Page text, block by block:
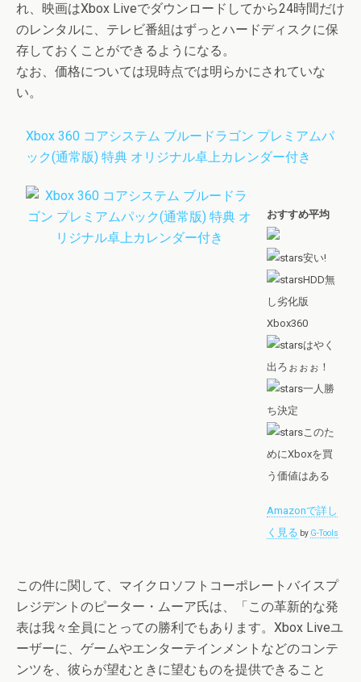
れ、映画はXbox Liveでダウンロードしてから24時間だけ
のレンタルに、テレビ番組はずっとハードディスクに保
存しておくことができるようになる。
なお、価格については現時点では明らかにされていな
い。
Xbox 360 コアシステム ブルードラゴン プレミアムパ
ック(通常版) 特典 オリジナル卓上カレンダー付き
おすすめ平均
安い!
HDD無
し劣化版
Xbox360
はやく
出ろぉぉぉ！
一人勝
ち決定
このた
めにXboxを買
う価値はある
Amazonで詳し
く見る by G-Tools
この件に関して、マイクロソフトコーポレートバイスプ
レジデントのピーター・ムーア氏は、「この革新的な発
表は我々全員にとっての勝利でもあります。Xbox Liveユ
ーザーに、ゲームやエンターテインメントなどのコンテ
ンツを、彼らが望むときに望むものを提供できること